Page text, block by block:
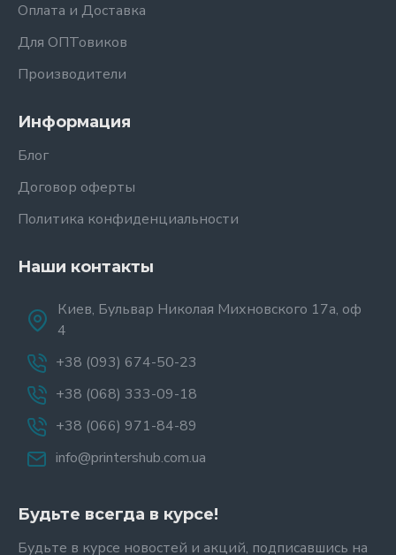
Оплата и Доставка
Для ОПТовиков
Производители
Информация
Блог
Договор оферты
Политика конфиденциальности
Наши контакты
Киев, Бульвар Николая Михновского 17а, оф
4
+38 (093) 674-50-23
+38 (068) 333-09-18
+38 (066) 971-84-89
info@printershub.com.ua
Будьте всегда в курсе!
Будьте в курсе новостей и акций, подписавшись на